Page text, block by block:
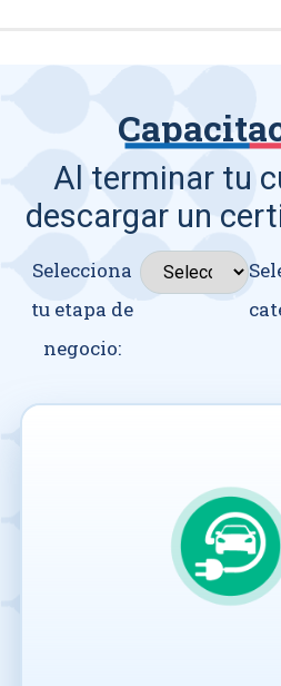
Al terminar tu
descargar un
Selecciona
tu etapa de
negocio: